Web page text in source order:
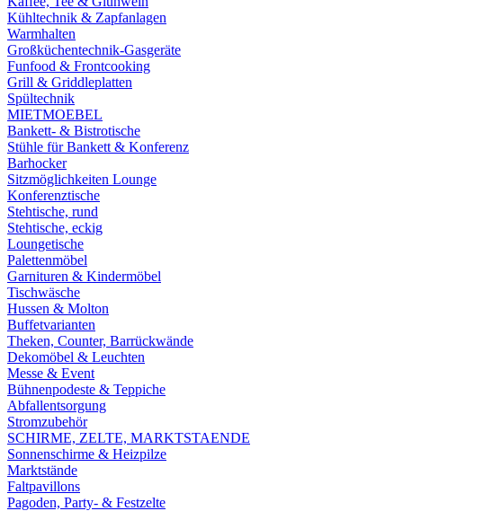
Kühltechnik & Zapfanlagen
Warmhalten
Großküchentechnik-Gasgeräte
Funfood & Frontcooking
Grill & Griddleplatten
Spültechnik
MIETMOEBEL
Bankett- & Bistrotische
Stühle für Bankett & Konferenz
Barhocker
Sitzmöglichkeiten Lounge
Konferenztische
Stehtische, rund
Stehtische, eckig
Loungetische
Palettenmöbel
Garnituren & Kindermöbel
Tischwäsche
Hussen & Molton
Buffetvarianten
Theken, Counter, Barrückwände
Dekomöbel & Leuchten
Messe & Event
Bühnenpodeste & Teppiche
Abfallentsorgung
Stromzubehör
SCHIRME, ZELTE, MARKTSTAENDE
Sonnenschirme & Heizpilze
Marktstände
Faltpavillons
Pagoden, Party- & Festzelte